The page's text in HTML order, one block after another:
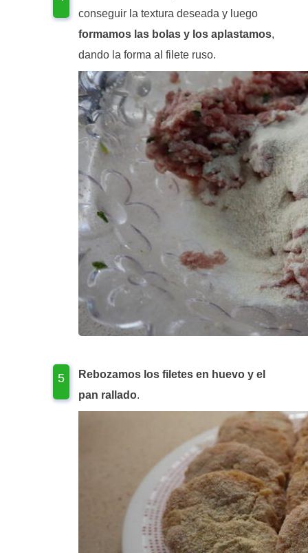
conseguir la textura deseada y luego
formamos las bolas y los aplastamos,
dando la forma al filete ruso.
Rebozamos los filetes en huevo y el
pan rallado.